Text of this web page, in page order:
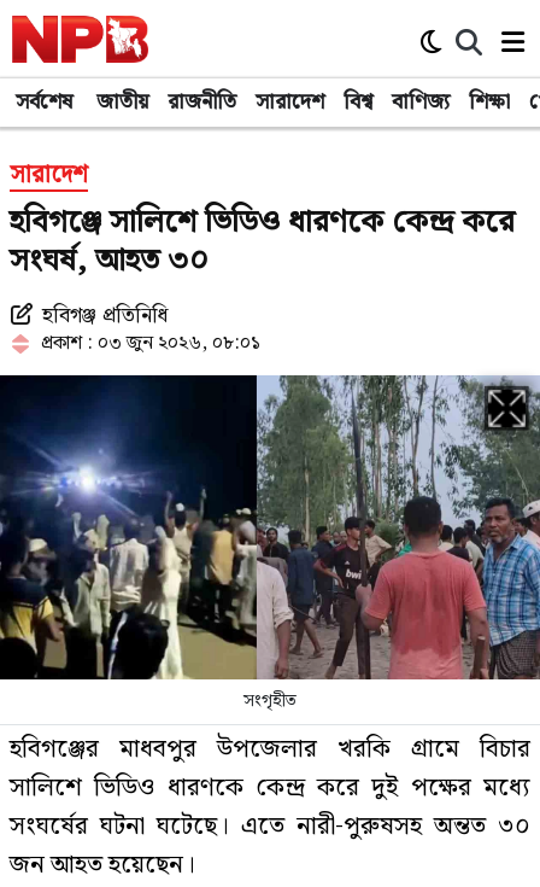
সর্বশেষ জাতীয় রাজনীতি সারাদেশ বিশ্ব বাণিজ্য শিক্ষা
সারাদেশ
হবিগঞ্জে সালিশে ভিডিও ধারণকে কেন্দ্র করে
সংঘর্ষ, আহত ৩০
হবিগঞ্জ প্রতিনিধি
প্রকাশ : ০৩ জুন ২০২৬, ০৮:০১
সংগৃহীত
হবিগঞ্জের মাধবপুর উপজেলার খরকি গ্রামে বিচার
সালিশে ভিডিও ধারণকে কেন্দ্র করে দুই পক্ষের মধ্যে
সংঘর্ষের ঘটনা ঘটেছে। এতে নারী-পুরুষসহ অন্তত ৩০
জন আহত হয়েছেন।